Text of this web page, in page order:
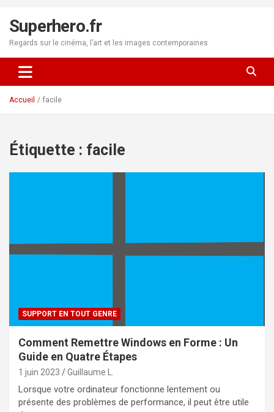
contenu
Superhero.fr
Regards sur le cinéma, l’art et les images contemporaines
Accueil facile
Étiquette : facile
SUPPORT EN TOUT GENRE
Comment Remettre Windows en Forme : Un
Guide en Quatre Étapes
1 juin 2023 Guillaume L.
Lorsque votre ordinateur fonctionne lentement ou
présente des problèmes de performance, il peut être utile